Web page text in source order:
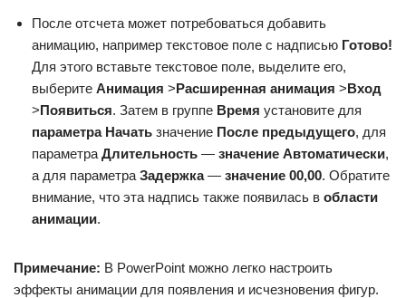
После отсчета может потребоваться добавить
анимацию, например текстовое поле с надписью Готово!
Для этого вставьте текстовое поле, выделите его,
выберите Анимация >Расширенная анимация >Вход
>Появиться. Затем в группе Время установите для
параметра Начать значение После предыдущего, для
параметра Длительность — значение Автоматически,
а для параметра Задержка— значение 00,00. Обратите
внимание, что эта надпись также появилась в области
анимации.
Примечание: В PowerPoint можно легко настроить
эффекты анимации для появления и исчезновения фигур.